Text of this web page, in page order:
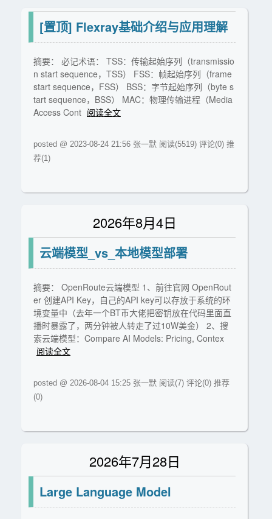
[置顶] Flexray基础介绍与应用理解
摘要： 必记术语： TSS：传输起始序列（transmissio
n start sequence，TSS） FSS：帧起始序列（frame
start sequence，FSS） BSS：字节起始序列（byte s
tart sequence，BSS） MAC：物理传输进程（Media
Access Cont 阅读全文
posted @ 2023-08-24 21:56 张一默 阅读(5519) 评论(0) 推
荐(1)
2026年8月4日
云端模型_vs_本地模型部署
摘要： OpenRoute云端模型 1、前往官网 OpenRout
er 创建API Key，自己的API key可以存放于系统的环
境变量中（去年一个BT币大佬把密钥放在代码里面直
播时暴露了，两分钟被人转走了过10W美金） 2、搜
索云端模型：Compare AI Models: Pricing, Contex
阅读全文
posted @ 2026-08-04 15:25 张一默 阅读(7) 评论(0) 推荐
(0)
2026年7月28日
Large Language Model